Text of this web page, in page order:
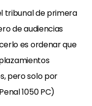
tribunal de primera
de audiencias
es ordenar que
pero solo por
1050 PC)